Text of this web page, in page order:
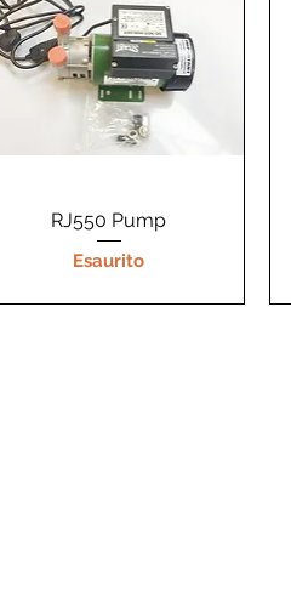
Vista rapida
RJ550 Pump
Esaurito